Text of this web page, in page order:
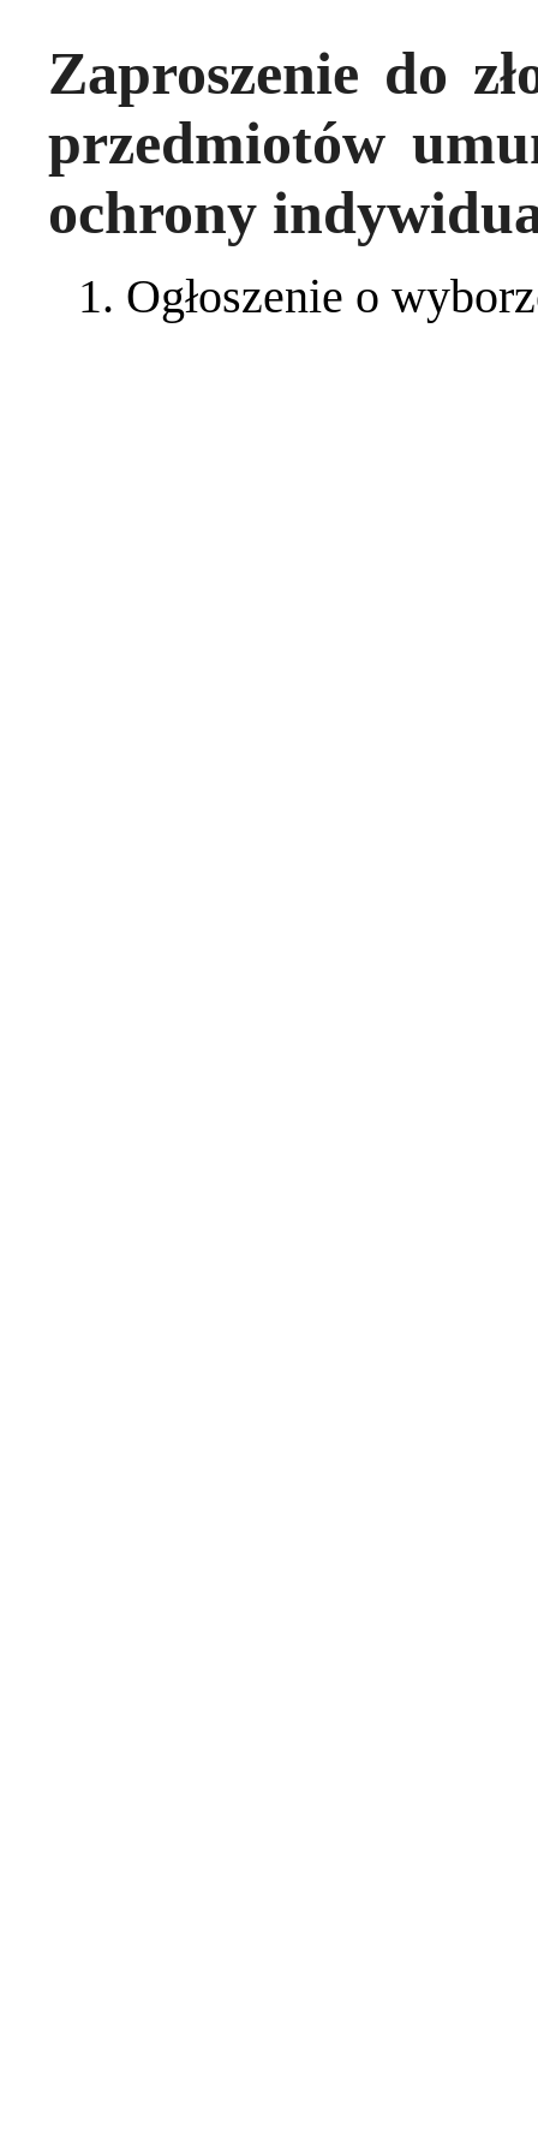
Zaproszenie do
przedmiotów
ochrony
Ogłoszenie o